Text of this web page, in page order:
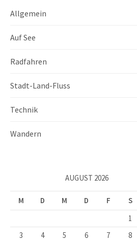
Allgemein
Auf See
Radfahren
Stadt-Land-Fluss
Technik
Wandern
AUGUST 2026
M D M D F S
1
3
4 5 6 7 8